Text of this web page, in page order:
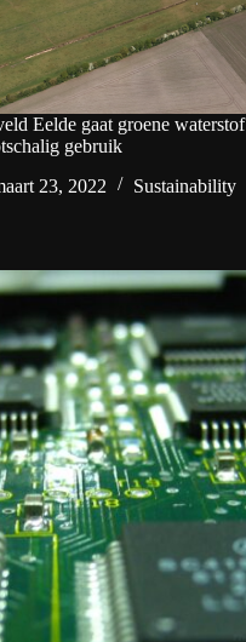
Eelde gaat groene waterstof
gebruik
23, 2022 Sustainability